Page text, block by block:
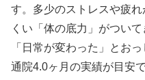
す。多少のストレスや疲
くい「体の底力」がつい
「日常が変わった」とお
通院4.0ヶ月の実績が目安で